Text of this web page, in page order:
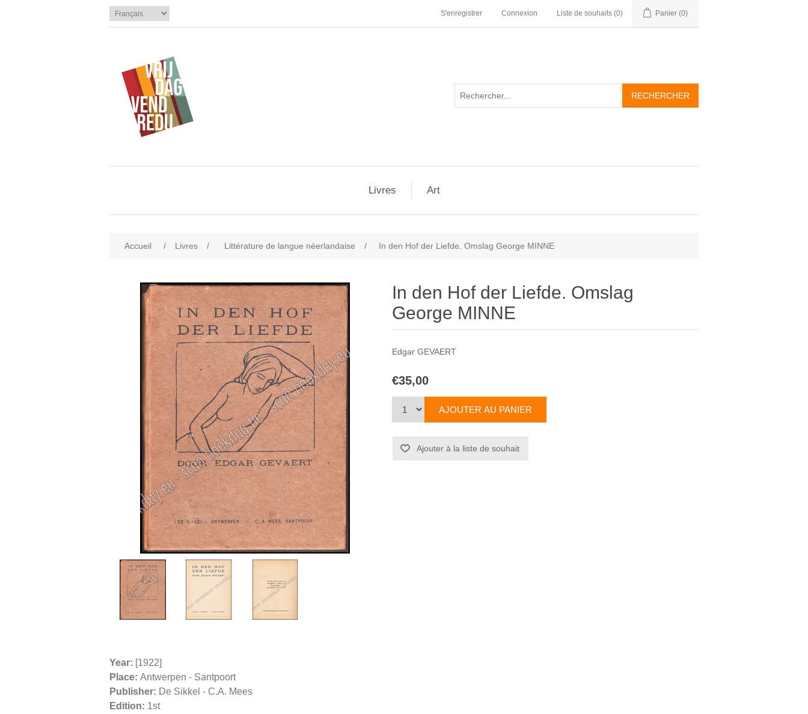
S'enregistrer Connexion Liste de souhaits (0) Panier (0)
Livres Art
Accueil / Livres / Littérature de langue néerlandaise / In den Hof der Liefde. Omslag George MINNE
In den Hof der Liefde. Omslag
George MINNE
Edgar GEVAERT
€35,00
Year: [1922]
Place: Antwerpen - Santpoort
Publisher: De Sikkel - C.A. Mees
Edition: 1st